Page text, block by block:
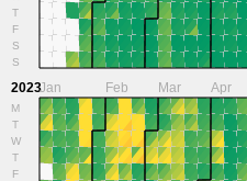
T
F
S
S
2023
M
T
W
T
F
Jan Feb Mar Apr